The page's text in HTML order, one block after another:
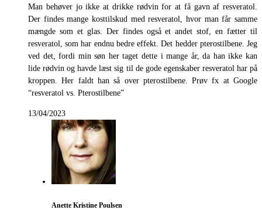
Man behøver jo ikke at drikke rødvin for at få gavn af resveratol.
Der findes mange kosttilskud med resveratol, hvor man får samme
mængde som et glas. Der findes også et andet stof, en fætter til
resveratol, som har endnu bedre effekt. Det hedder pterostilbene. Jeg
ved det, fordi min søn her taget dette i mange år, da han ikke kan
lide rødvin og havde læst sig til de gode egenskaber resveratol har på
kroppen. Her faldt han så over pterostilbene. Prøv fx at Google
“resveratol vs. Pterostilbene”
13/04/2023
Anette Kristine Poulsen